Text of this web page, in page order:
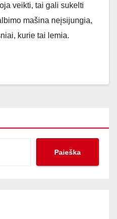
veikti, tai gali sukelti
mašina neįsijungia,
kurie tai lemia.
Paieška